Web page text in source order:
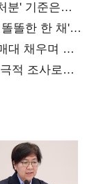
분' 기준은
똘한 한 채'
대 채우며 문
적 조사로